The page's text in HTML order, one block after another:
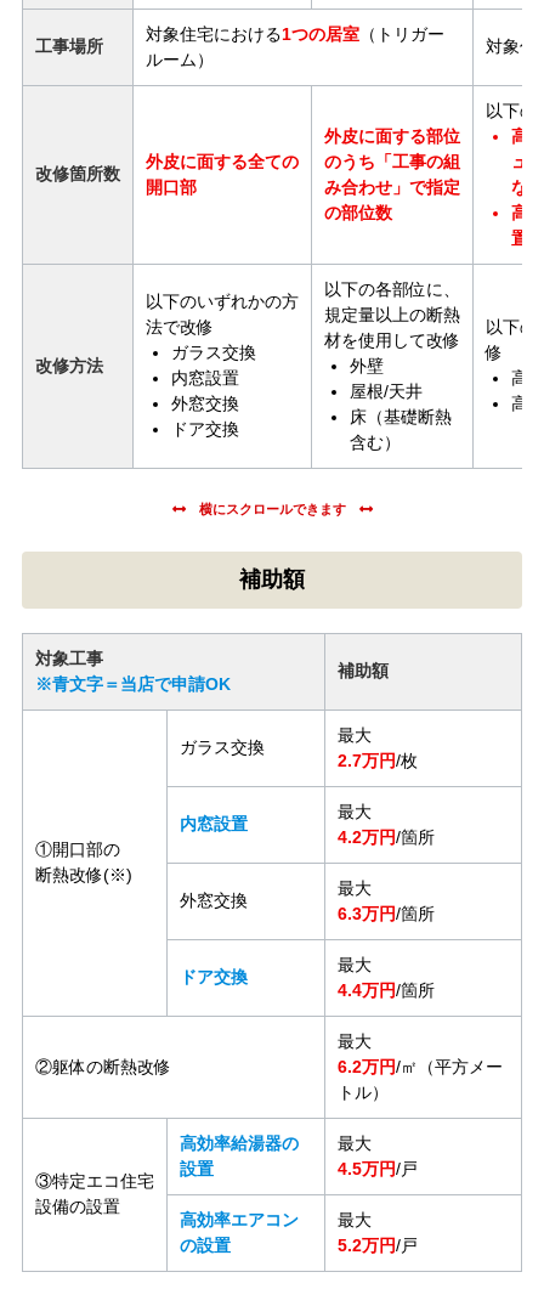
工事場所
対象住宅における1つの居室（トリガー
ルーム）
対象住
改修箇所数
外皮に面する全ての
開口部
外皮に面する部位
のうち「工事の組
み合わせ」で指定
の部位数
以下の
高
ュ
な
高
置
改修方法
以下のいずれかの方
法で改修
ガラス交換
内窓設置
外窓交換
ドア交換
以下の各部位に、
規定量以上の断熱
材を使用して改修
外壁
屋根/天井
床（基礎断熱
含む）
以下の
修
高
高
補助額
対象工事
※青文字＝当店で申請OK
補助額
①開口部の
断熱改修(※)
ガラス交換
最大
2.7万円/枚
内窓設置
最大
4.2万円/箇所
外窓交換
最大
6.3万円/箇所
ドア交換
最大
4.4万円/箇所
②躯体の断熱改修
最大
6.2万円/㎡（平方メー
トル）
③特定エコ住宅
設備の設置
高効率給湯器の
設置
最大
4.5万円/戸
高効率エアコン
の設置
最大
5.2万円/戸